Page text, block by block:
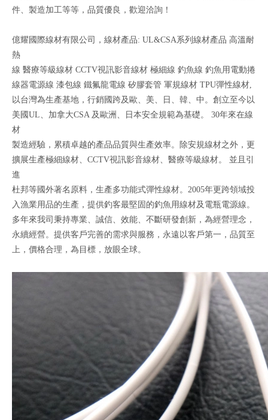
件、製造加工等等，品質優良，歡迎洽詢！
億耀國際線材有限公司，線材產品: UL&CSA系列線材產品 高溫耐
熱
線 醫療等級線材 CCTV視訊影音線材 極細線 釣魚線 釣魚用電動捲
線器電源線 漆包線 鐵氟龍電線 矽膠套管 軍規線材 TPU彈性線材,
以台灣為生產基地，行銷國跨及歐、美、日、韓、中。創立至今以
美國UL、加拿大CSA 及歐洲、日本安全規範為基礎。 30年來在線
材
製造經驗，累積卓越的產品品質與生產效率。除安規線材之外，更
擴展生產極細線材、CCTV視訊影音線材、醫療等級線材。 並且引
進
杜邦等國外著名原料，生產多功能式彈性線材。2005年更跨領域投
入漁業用品的生產，提供釣客最堅固的釣魚用線材及電瓶電源線。
多年來我司秉持專業、誠信、效能、不斷研發創新，為經營理念，
永續經營。提供客戶完善的需求與服務，永遠以客戶第一，品質至
上，價格合理，為目標，放眼全球。